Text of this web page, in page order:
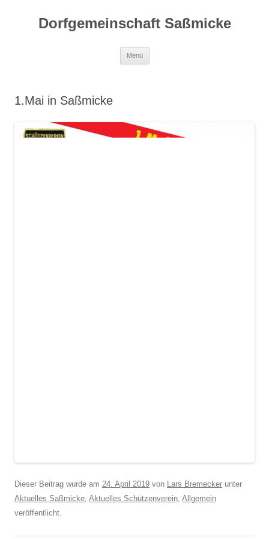
Dorfgemeinschaft Saßmicke
Menü
1.Mai in Saßmicke
Dieser Beitrag wurde am 24. April 2019 von Lars Bremecker unter
Aktuelles Saßmicke, Aktuelles Schützenverein, Allgemein
veröffentlicht.